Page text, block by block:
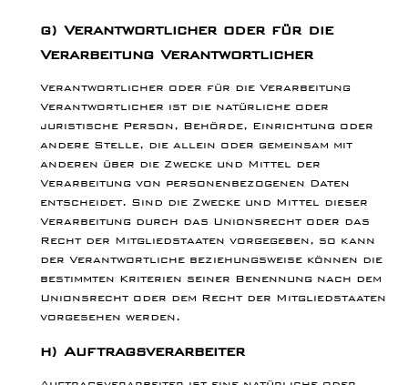
g) Verantwortlicher oder für die
Verarbeitung Verantwortlicher
Verantwortlicher oder für die Verarbeitung
Verantwortlicher ist die natürliche oder
juristische Person, Behörde, Einrichtung oder
andere Stelle, die allein oder gemeinsam mit
anderen über die Zwecke und Mittel der
Verarbeitung von personenbezogenen Daten
entscheidet. Sind die Zwecke und Mittel dieser
Verarbeitung durch das Unionsrecht oder das
Recht der Mitgliedstaaten vorgegeben, so kann
der Verantwortliche beziehungsweise können die
bestimmten Kriterien seiner Benennung nach dem
Unionsrecht oder dem Recht der Mitgliedstaaten
vorgesehen werden.
h) Auftragsverarbeiter
Auftragsverarbeiter ist eine natürliche oder